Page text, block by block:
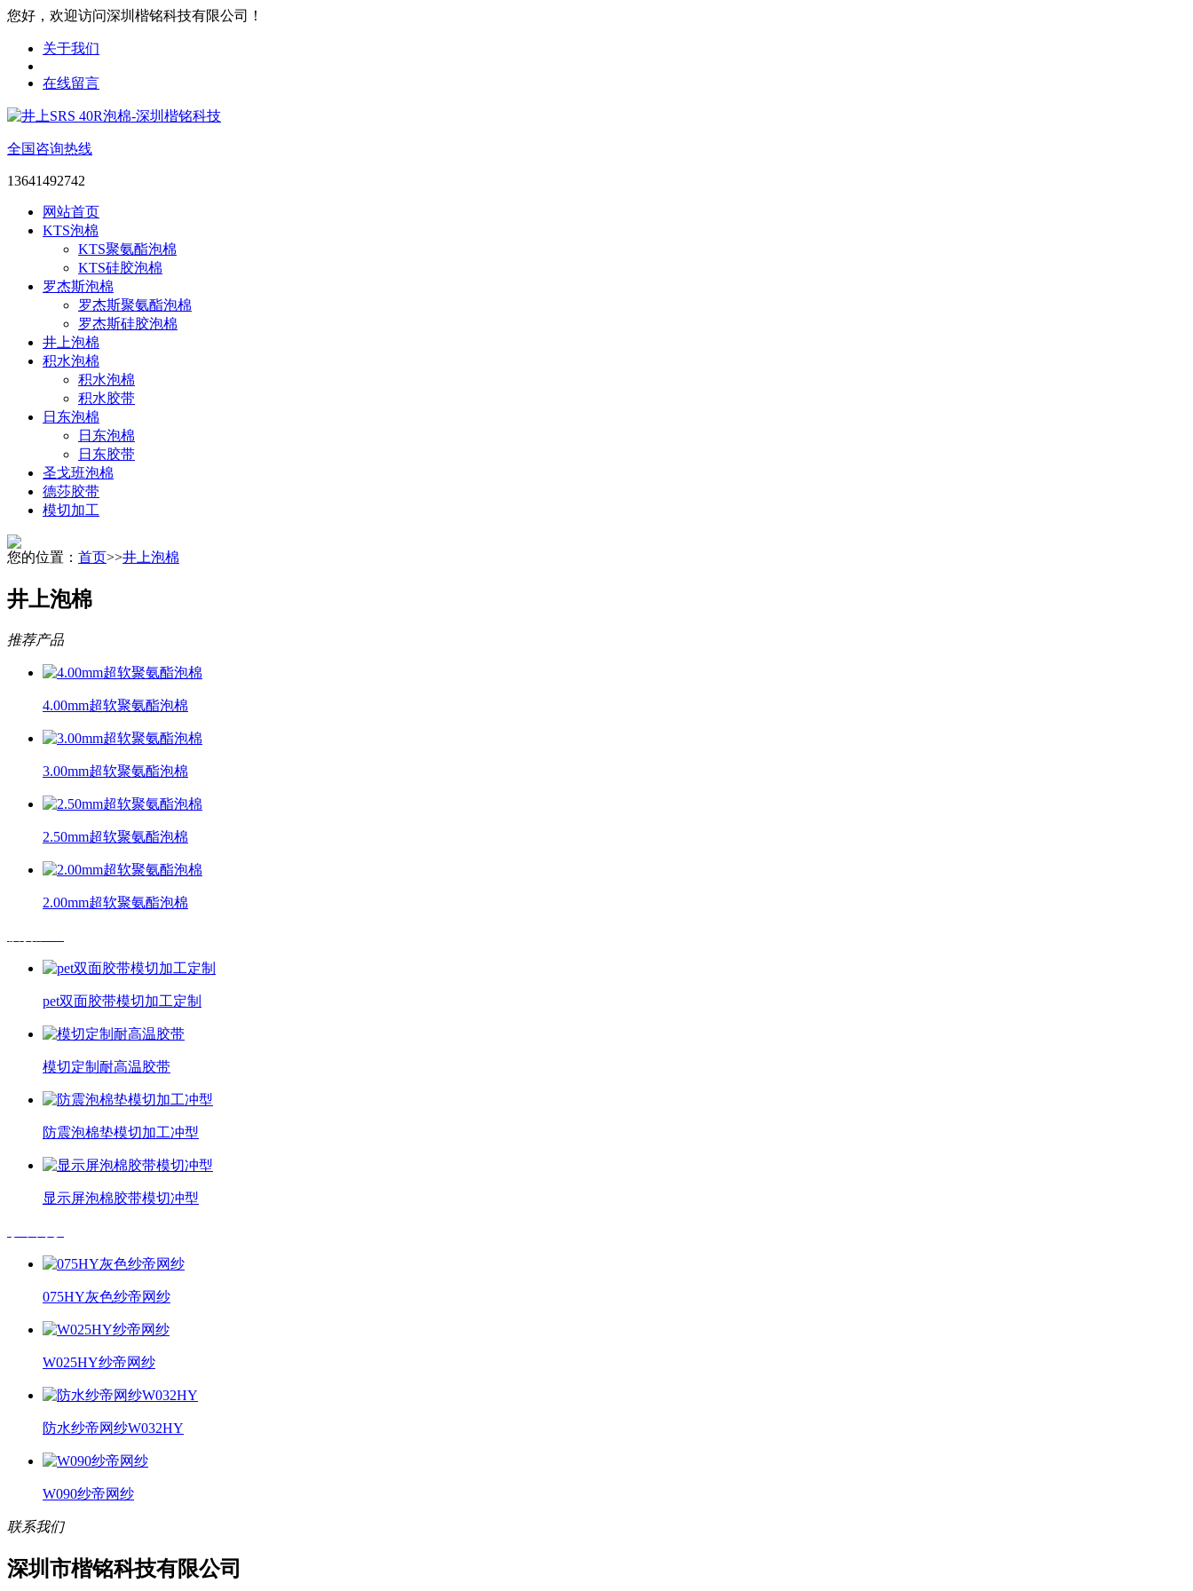
您好，欢迎访问深圳楷铭科技有限公司！
关于我们
在线留言
全国咨询热线
13641492742
网站首页
KTS泡棉
KTS聚氨酯泡棉
KTS硅胶泡棉
罗杰斯泡棉
罗杰斯聚氨酯泡棉
罗杰斯硅胶泡棉
井上泡棉
积水泡棉
积水泡棉
积水胶带
日东泡棉
日东泡棉
日东胶带
圣戈班泡棉
德莎胶带
模切加工
您的位置： 首页>>井上泡棉
井上泡棉
推荐产品
4.00mm超软聚氨酯泡棉
3.00mm超软聚氨酯泡棉
2.50mm超软聚氨酯泡棉
2.00mm超软聚氨酯泡棉
pet双面胶带模切加工定制
模切定制耐高温胶带
防震泡棉垫模切加工冲型
显示屏泡棉胶带模切冲型
075HY灰色纱帝网纱
W025HY纱帝网纱
防水纱帝网纱W032HY
W090纱帝网纱
联系我们
深圳市楷铭科技有限公司